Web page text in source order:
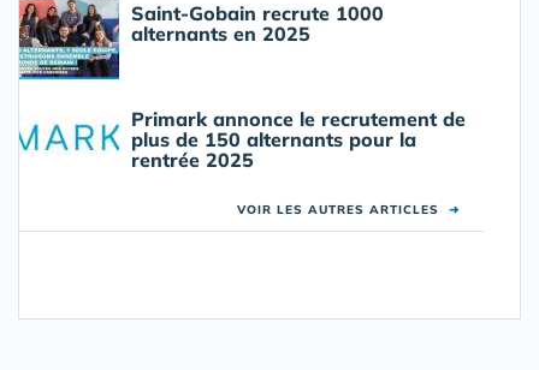
Saint-Gobain recrute 1000
alternants en 2025
Primark annonce le recrutement de
plus de 150 alternants pour la
rentrée 2025
VOIR LES AUTRES ARTICLES ➜